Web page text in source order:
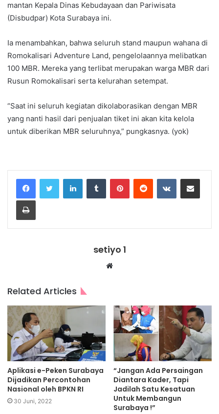
mantan Kepala Dinas Kebudayaan dan Pariwisata
(Disbudpar) Kota Surabaya ini.
Ia menambahkan, bahwa seluruh stand maupun wahana di
Romokalisari Adventure Land, pengelolaannya melibatkan
100 MBR. Mereka yang terlibat merupakan warga MBR dari
Rusun Romokalisari serta kelurahan setempat.
“Saat ini seluruh kegiatan dikolaborasikan dengan MBR
yang nanti hasil dari penjualan tiket ini akan kita kelola
untuk diberikan MBR seluruhnya,” pungkasnya. (yok)
LinkedInTumblr PinterestReddit VKontakteShare via Email
Print
setiyo 1
Website
Related Articles
Aplikasi e-Peken Surabaya
Dijadikan Percontohan
Nasional oleh BPKN RI
30 Juni, 2022
“Jangan Ada Persaingan
Diantara Kader, Tapi
Jadilah Satu Kesatuan
Untuk Membangun
Surabaya !”